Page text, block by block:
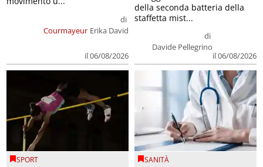
Courmayeur
di
Erika David
il 06/08/2026
di
Davide Pellegrino
il 06/08/2026
della seconda batteria della
staffetta mist...
SPORT SANITÀ